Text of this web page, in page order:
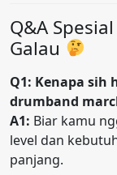
Q&A
Galau
Q1: Kenapa
drumband
A1: Biar kamu
level dan
panjang.